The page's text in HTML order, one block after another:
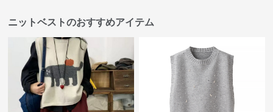
ニットベストのおすすめアイテム